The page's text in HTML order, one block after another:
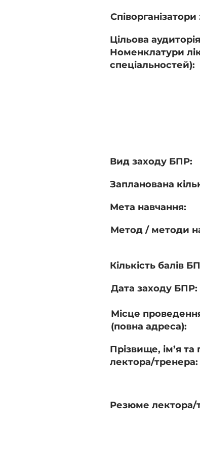
Цільова
Номенклатури
спеціальностей):
Вид заходу БПР:
Запланована
Мета навчання:
Метод / методи
Кількість балів
Дата заходу БПР:
Місце
(повна адреса):
Прізвище, ім’я та
лектора/тренера:
Резюме лектора/